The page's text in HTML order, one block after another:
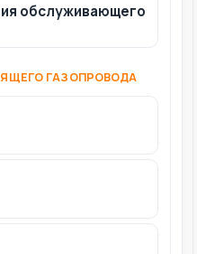
обслуживающего
ГАЗОПРОВОДА